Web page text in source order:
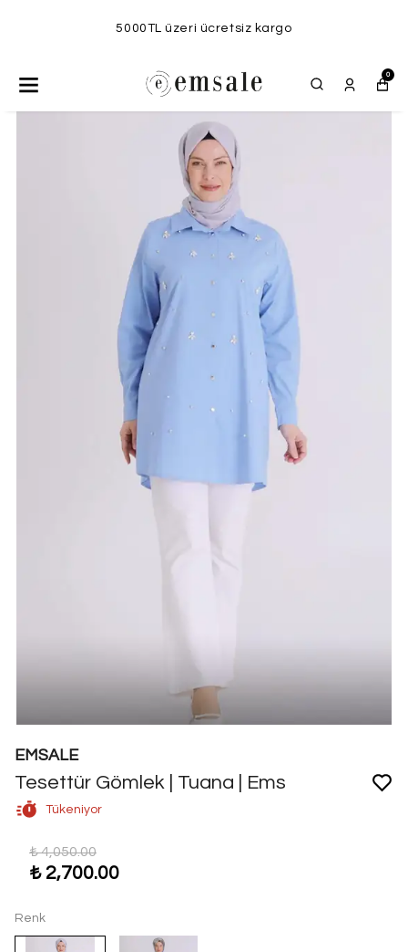
5000TL üzeri ücretsiz kargo
0
EMSALE
Tesettür Gömlek | Tuana | Ems
Tükeniyor
₺ 4,050.00
₺ 2,700.00
Renk